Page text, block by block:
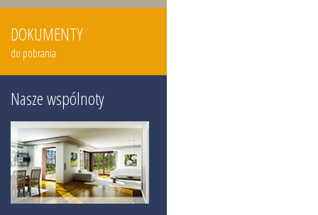
DOKUMENTY
do pobrania
Nasze wspólnoty